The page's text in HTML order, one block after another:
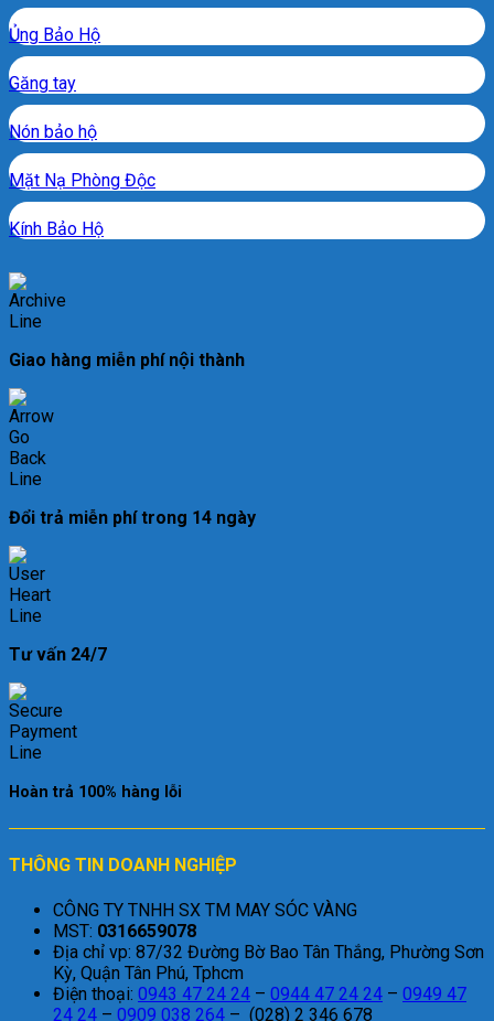
Ủng Bảo Hộ
Găng tay
Nón bảo hộ
Mặt Nạ Phòng Độc
Kính Bảo Hộ
Giao hàng miễn phí nội thành
Đổi trả miễn phí trong 14 ngày
Tư vấn 24/7
Hoàn trả 100% hàng lỗi
THÔNG TIN DOANH NGHIỆP
CÔNG TY TNHH SX TM MAY SÓC VÀNG
MST: 0316659078
Địa chỉ vp: 87/32 Đường Bờ Bao Tân Thắng, Phường Sơn
Kỳ, Quận Tân Phú, Tphcm
Điện thoại: 0943 47 24 24 – 0944 47 24 24 – 0949 47
24 24 – 0909 038 264 – (028) 2 346 678